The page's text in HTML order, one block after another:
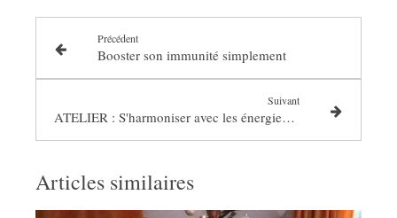
Précédent
Booster son immunité simplement
Suivant
ATELIER : S'harmoniser avec les énergies de l'automne
Articles similaires